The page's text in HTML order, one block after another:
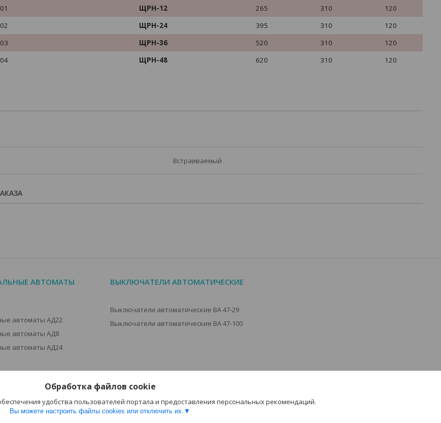
ЩРН-12 265 310
120
ЩРН-24 395 310
120
ЩРН-36 520 310
120
ЩРН-48 620 310 120
Встраиваемый
АВТОМАТЫ
автоматы АД22
автоматы АД8
автоматы АД24
ВЫКЛЮЧАТЕЛИ АВТОМАТИЧЕСКИЕ
Выключатели автоматические ВА 47-29
Выключатели автоматические ВА 47-100
Обработка файлов cookie
удобства пользователей портала и предоставления персональных рекомендаций.
Вы можете настроить файлы cookies или отключить их.